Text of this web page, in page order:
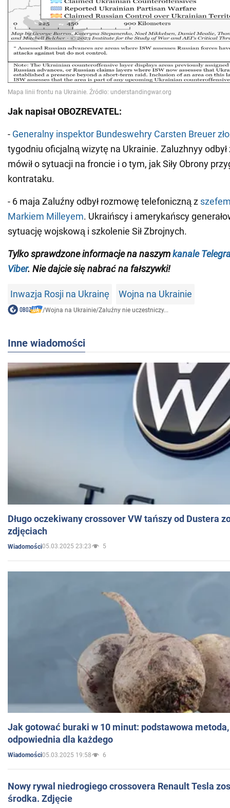
Jak napisał OBOZREVATEL:
- Generalny inspektor Bundeswehry Carsten Breuer
tygodniu oficjalną wizytę na Ukrainie. Zaluzhnyy
mówił o sytuacji na froncie i o tym, jak Siły Obrony
kontrataku.
- 6 maja Zaluźny odbył rozmowę telefoniczną z
Markiem Milleyem. Ukraińscy i amerykańscy
sytuację wojskową i szkolenie Sił Zbrojnych.
Tylko sprawdzone informacje na naszymkanale
Viber. Nie dajcie się nabrać na fałszywki!
Inwazja Rosji na Ukrainę Wojna na Ukrainie
/Wojna na Ukrainie/Zaluźny nie uczestniczy...
Inne wiadomości
Długo oczekiwany crossover VW tańszy od Dustera
zdjęciach
Wiadomości05.03.2025 23:23 5
Jak gotować buraki w 10 minut: podstawowa
odpowiednia dla każdego
Wiadomości05.03.2025 19:58 6
Nowy rywal niedrogiego crossovera Renault Tesla
środka. Zdjęcie